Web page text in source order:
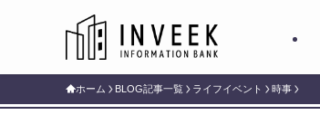
ホーム BLOG記事一覧 ライフイベント 時事